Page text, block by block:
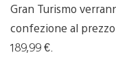
Gran Turismo
confezione al
189,99 €.